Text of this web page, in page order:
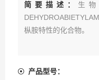
简要描述： 生
枞胺特性的化合物。
产品型号：